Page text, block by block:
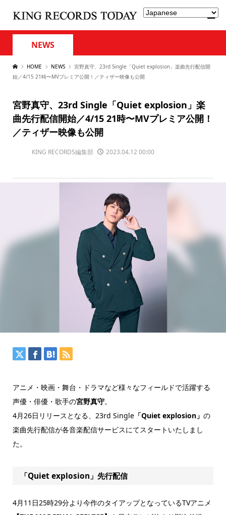
NEWS
HOME NEWS
宮野真守、23rd Single「Quiet explosion」楽曲先行配信開
始／4/15 21時〜MVプレミア公開！／ティザー映像も公開
宮野真守、23rd Single「Quiet explosion」楽
曲先行配信開始／4/15 21時〜MVプレミア公開！
／ティザー映像も公開
KING RECORDS編集部 2023.04.12 00:00
アニメ・映画・舞台・ドラマなど様々なフィールドで活躍する
声優・俳優・歌手の宮野真守。
4月26日リリースとなる、23rd Single「Quiet explosion」 の
楽曲先行配信が各音楽配信サービスにてスタートいたしまし
た。
「Quiet explosion」先行配信
4月11日25時29分より今作のタイアップとなっているTVアニメ